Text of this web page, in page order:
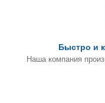
Быстро и
Наша компания